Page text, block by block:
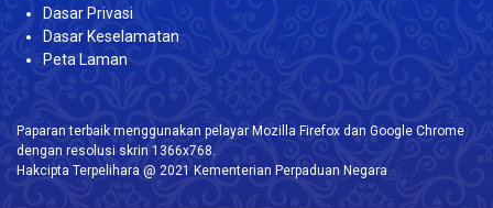
Dasar Privasi
Dasar Keselamatan
Peta Laman
Paparan terbaik menggunakan pelayar Mozilla Firefox dan Google Chrome
dengan resolusi skrin 1366x768.
Hakcipta Terpelihara @ 2021 Kementerian Perpaduan Negara